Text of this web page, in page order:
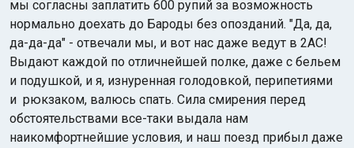
мы согласны заплатить 600 рупий за возможность
нормально доехать до Бароды без опозданий. "Да, да,
да-да-да" - отвечали мы, и вот нас даже ведут в 2АС!
Выдают каждой по отличнейшей полке, даже с бельем
и подушкой, и я, изнуренная голодовкой, перипетиями
и рюкзаком, валюсь спать. Сила смирения перед
обстоятельствами все-таки выдала нам
наикомфортнейшие условия, и наш поезд прибыл даже